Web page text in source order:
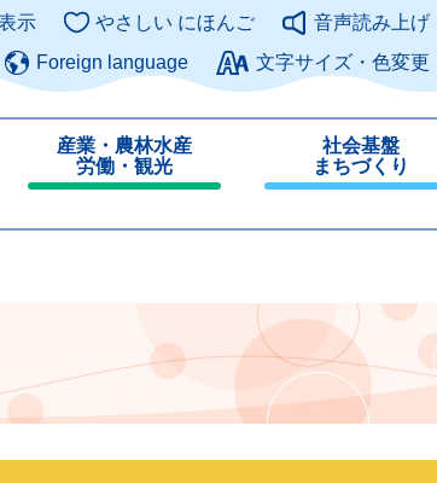
このページの本文へ
示 やさしい にほんご
音声読み上げ
Foreign language
文字サイズ・色変更
産業・農林水産
労働・観光
じ
社会基盤
まちづくり
じ